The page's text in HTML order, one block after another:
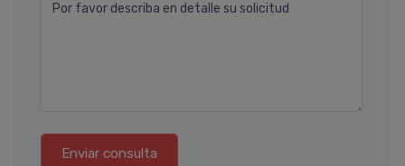
Por favor describa en detalle su solicitud
Enviar consulta